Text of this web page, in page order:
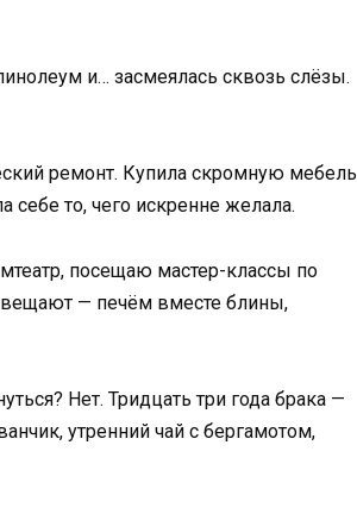
и… засмеялась сквозь слёзы.
ремонт. Купила скромную мебель
то, чего искренне желала.
посещаю мастер-классы по
— печём вместе блины,
Нет. Тридцать три года брака —
утренний чай с бергамотом,